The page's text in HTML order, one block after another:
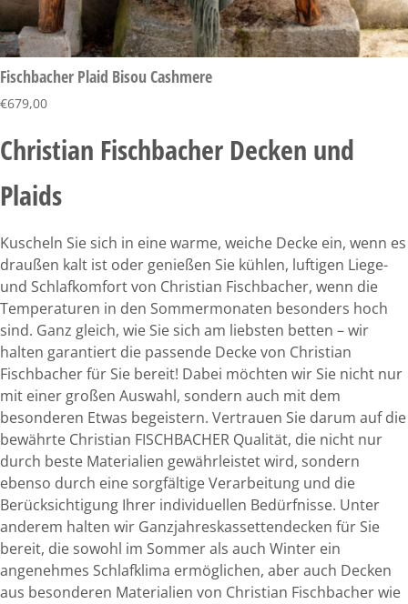
Fischbacher Plaid Bisou Cashmere
€679,00
Christian Fischbacher Decken und
Plaids
Kuscheln Sie sich in eine warme, weiche Decke ein, wenn es
draußen kalt ist oder genießen Sie kühlen, luftigen Liege-
und Schlafkomfort von Christian Fischbacher, wenn die
Temperaturen in den Sommermonaten besonders hoch
sind. Ganz gleich, wie Sie sich am liebsten betten – wir
halten garantiert die passende Decke von Christian
Fischbacher für Sie bereit! Dabei möchten wir Sie nicht nur
mit einer großen Auswahl, sondern auch mit dem
besonderen Etwas begeistern. Vertrauen Sie darum auf die
bewährte Christian FISCHBACHER Qualität, die nicht nur
durch beste Materialien gewährleistet wird, sondern
ebenso durch eine sorgfältige Verarbeitung und die
Berücksichtigung Ihrer individuellen Bedürfnisse. Unter
anderem halten wir Ganzjahreskassettendecken für Sie
bereit, die sowohl im Sommer als auch Winter ein
angenehmes Schlafklima ermöglichen, aber auch Decken
aus besonderen Materialien von Christian Fischbacher wie